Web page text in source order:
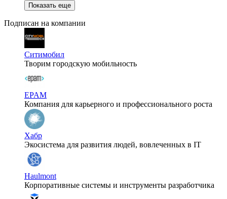
Показать еще
Подписан на компании
Ситимобил
Творим городскую мобильность
EPAM
Компания для карьерного и профессионального роста
Хабр
Экосистема для развития людей, вовлеченных в IT
Haulmont
Корпоративные системы и инструменты разработчика